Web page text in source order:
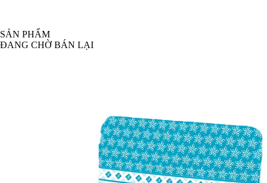
SẢN PHẨM
ĐANG CHỜ BÁN LẠI